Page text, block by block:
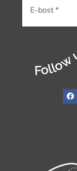
E-bost